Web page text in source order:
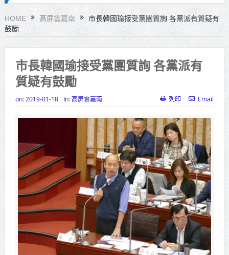
勉提升巡防戰力
北市鮮奶週報再升級！8月31日補助
擴大至國中生
雙北合作里程碑！萬大線動態測試
侯友宜蔣萬安攜手視察
北形象館亮相
打鐵厝北側產業園區產業設施公共
動土創造千個就業機會
高雄「三民運動中心」市長陳其
邁、運動部長李洋各界貴賓共同揭幕
高雄東照山關帝廟全國國中小學書
法比賽 圓滿落幕
HOME 高屏雲嘉南
市長韓國瑜接受黨團質詢 各黨派有質疑有
鼓勵
市長韓國瑜接受黨團質詢 各黨派有
質疑有鼓勵
on: 2019-01-18 In:高屏雲嘉南 列印 Email